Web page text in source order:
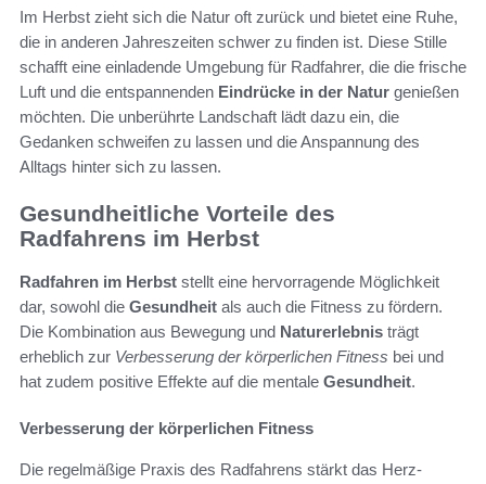
Im Herbst zieht sich die Natur oft zurück und bietet eine Ruhe,
die in anderen Jahreszeiten schwer zu finden ist. Diese Stille
schafft eine einladende Umgebung für Radfahrer, die die frische
Luft und die entspannenden Eindrücke in der Natur genießen
möchten. Die unberührte Landschaft lädt dazu ein, die
Gedanken schweifen zu lassen und die Anspannung des
Alltags hinter sich zu lassen.
Gesundheitliche Vorteile des
Radfahrens im Herbst
Radfahren im Herbst stellt eine hervorragende Möglichkeit
dar, sowohl die Gesundheit als auch die Fitness zu fördern.
Die Kombination aus Bewegung und Naturerlebnis trägt
erheblich zur Verbesserung der körperlichen Fitness bei und
hat zudem positive Effekte auf die mentale Gesundheit.
Verbesserung der körperlichen Fitness
Die regelmäßige Praxis des Radfahrens stärkt das Herz-